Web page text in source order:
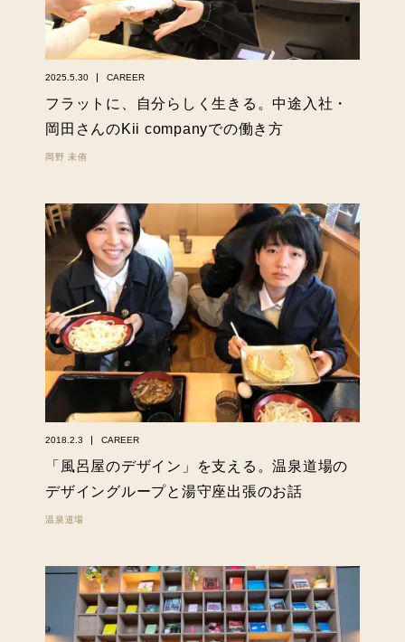
2025.5.30 CAREER
フラットに、自分らしく生きる。中途入社・
岡田さんのKii companyでの働き方
岡野 未侑
2018.2.3 CAREER
「風呂屋のデザイン」を支える。温泉道場の
デザイングループと湯守座出張のお話
温泉道場